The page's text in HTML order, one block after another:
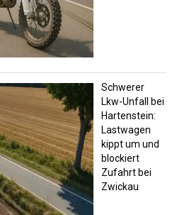
Schwerer
Lkw-Unfall bei
Hartenstein:
Lastwagen
kippt um und
blockiert
Zufahrt bei
Zwickau